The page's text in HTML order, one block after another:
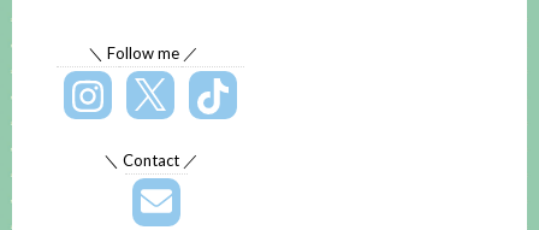
＼ Follow me ／
＼ Contact ／